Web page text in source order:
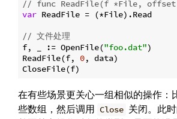
// func ReadFile(f *File,
var ReadFile = (*File).Read
// 文件处理
f, _ := OpenFile("foo.dat")
ReadFile(f, 0, data)
在有些场景更关心一组相似的操作：
些数组，然后调用 Close 关闭。此